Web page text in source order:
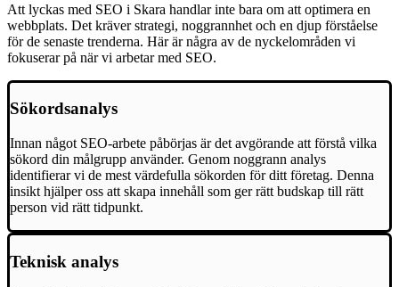
Att lyckas med SEO i Skara handlar inte bara om att optimera en
webbplats. Det kräver strategi, noggrannhet och en djup förståelse
för de senaste trenderna. Här är några av de nyckelområden vi
fokuserar på när vi arbetar med SEO.
Sökordsanalys
Innan något SEO-arbete påbörjas är det avgörande att förstå vilka
sökord din målgrupp använder. Genom noggrann analys
identifierar vi de mest värdefulla sökorden för ditt företag. Denna
insikt hjälper oss att skapa innehåll som ger rätt budskap till rätt
person vid rätt tidpunkt.
Teknisk analys